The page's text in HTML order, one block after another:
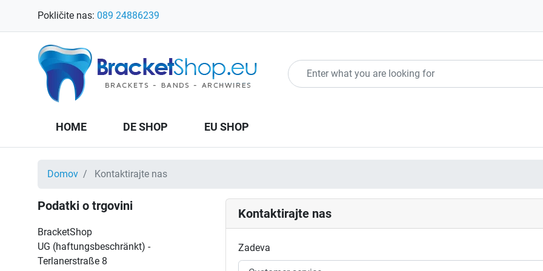
Pokličite nas: 089 24886239
HOME DE SHOP EU SHOP
Domov Kontaktirajte nas
Podatki o trgovini
BracketShop
UG (haftungsbeschränkt) -
Terlanerstraße 8
Kontaktirajte nas
Zadeva